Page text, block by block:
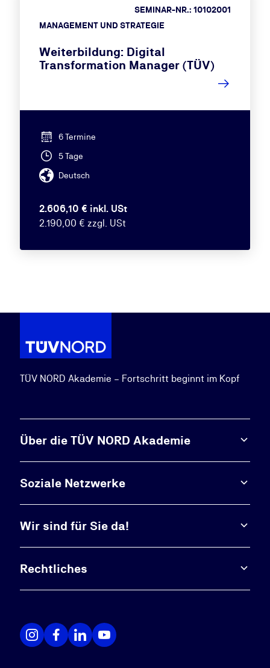
MANAGEMENT UND STRATEGIE
SEMINAR-NR.: 10102001
Weiterbildung: Digital
Transformation Manager (TÜV)
6 Termine
5 Tage
Deutsch
2.606,10 € inkl. USt
2.190,00 € zzgl. USt
TÜV NORD Akademie – Fortschritt beginnt im Kopf
Über die TÜV NORD Akademie
Soziale Netzwerke
Wir sind für Sie da!
Rechtliches